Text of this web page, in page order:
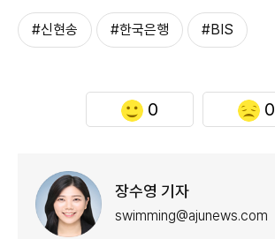
#신현송 #한국은행 #BIS
0 0
장수영 기자
swimming@ajunews.com